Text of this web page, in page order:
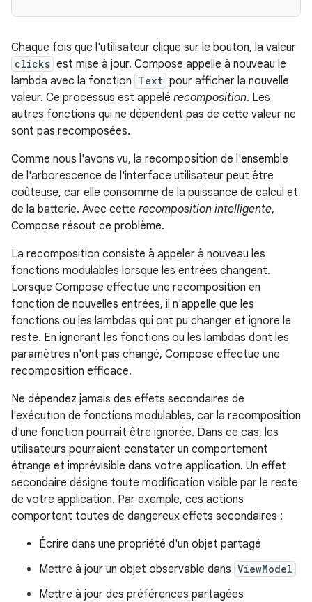
Chaque fois que l'utilisateur clique sur le bouton, la valeur
clicks est mise à jour. Compose appelle à nouveau le
lambda avec la fonction Text pour afficher la nouvelle
valeur. Ce processus est appelé recomposition. Les
autres fonctions qui ne dépendent pas de cette valeur ne
sont pas recomposées.
Comme nous l'avons vu, la recomposition de l'ensemble
de l'arborescence de l'interface utilisateur peut être
coûteuse, car elle consomme de la puissance de calcul et
de la batterie. Avec cette recomposition intelligente,
Compose résout ce problème.
La recomposition consiste à appeler à nouveau les
fonctions modulables lorsque les entrées changent.
Lorsque Compose effectue une recomposition en
fonction de nouvelles entrées, il n'appelle que les
fonctions ou les lambdas qui ont pu changer et ignore le
reste. En ignorant les fonctions ou les lambdas dont les
paramètres n'ont pas changé, Compose effectue une
recomposition efficace.
Ne dépendez jamais des effets secondaires de
l'exécution de fonctions modulables, car la recomposition
d'une fonction pourrait être ignorée. Dans ce cas, les
utilisateurs pourraient constater un comportement
étrange et imprévisible dans votre application. Un effet
secondaire désigne toute modification visible par le reste
de votre application. Par exemple, ces actions
comportent toutes de dangereux effets secondaires :
Écrire dans une propriété d'un objet partagé
Mettre à jour un objet observable dans ViewModel
Mettre à jour des préférences partagées